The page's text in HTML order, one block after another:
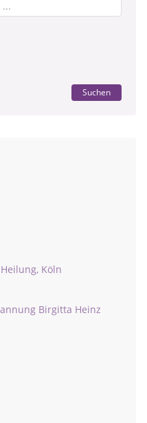
Suchen
Köln
Birgitta Heinz